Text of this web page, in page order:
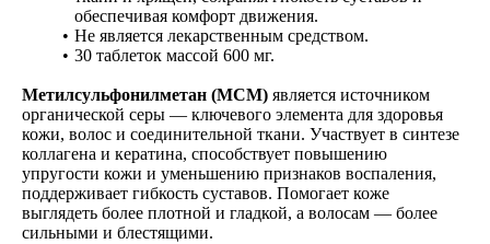
обеспечивая комфорт движения.
Не является лекарственным средством.
30 таблеток массой 600 мг.
Метилсульфонилметан (МСМ) является источником
органической серы — ключевого элемента для здоровья
кожи, волос и соединительной ткани. Участвует в синтезе
коллагена и кератина, способствует повышению
упругости кожи и уменьшению признаков воспаления,
поддерживает гибкость суставов. Помогает коже
выглядеть более плотной и гладкой, а волосам — более
сильными и блестящими.